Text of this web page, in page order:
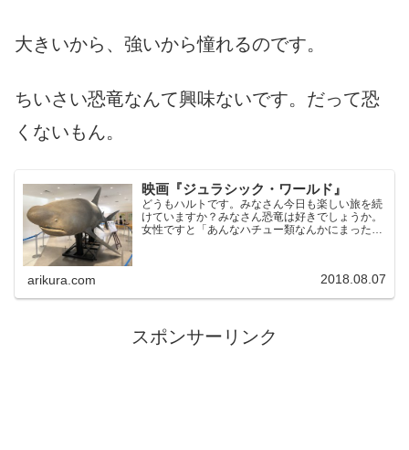
大きいから、強いから憧れるのです。
ちいさい恐竜なんて興味ないです。だって恐
くないもん。
映画『ジュラシック・ワールド』
どうもハルトです。みなさん今日も楽しい旅を続
けていますか？みなさん恐竜は好きでしょうか。
女性ですと「あんなハチュー類なんかにまったく
arikura.com 2018.08.07
スポンサーリンク